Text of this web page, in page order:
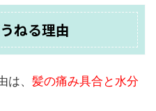
ねる理由
、 髪の痛み具合と水分